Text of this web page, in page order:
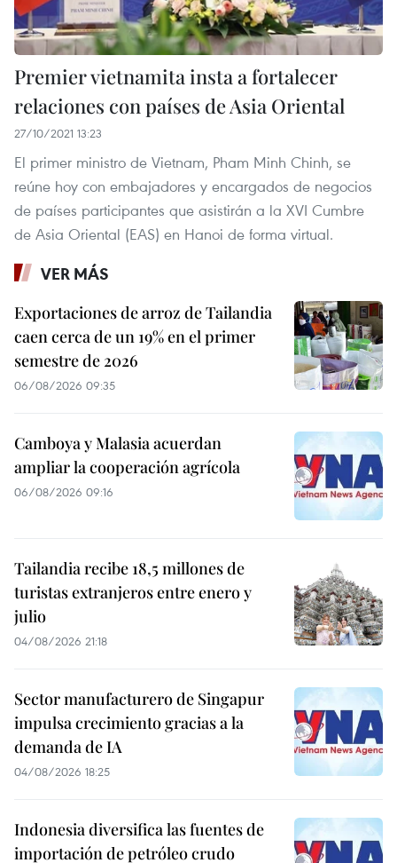
Premier vietnamita insta a fortalecer
relaciones con países de Asia Oriental
27/10/2021 13:23
El primer ministro de Vietnam, Pham Minh Chinh, se
reúne hoy con embajadores y encargados de negocios
de países participantes que asistirán a la XVI Cumbre
de Asia Oriental (EAS) en Hanoi de forma virtual.
VER MÁS
Exportaciones de arroz de Tailandia
caen cerca de un 19% en el primer
semestre de 2026
06/08/2026 09:35
Camboya y Malasia acuerdan
ampliar la cooperación agrícola
06/08/2026 09:16
Tailandia recibe 18,5 millones de
turistas extranjeros entre enero y
julio
04/08/2026 21:18
Sector manufacturero de Singapur
impulsa crecimiento gracias a la
demanda de IA
04/08/2026 18:25
Indonesia diversifica las fuentes de
importación de petróleo crudo